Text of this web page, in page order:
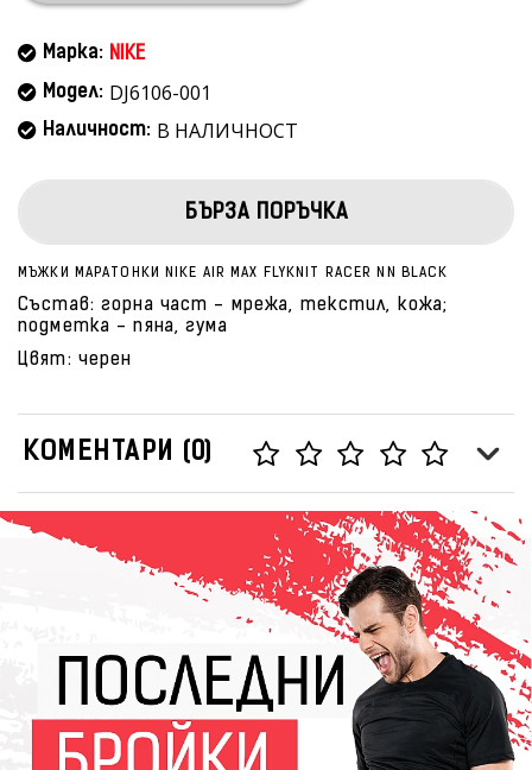
Марка: NIKE
Модел: DJ6106-001
Наличност: В НАЛИЧНОСТ
БЪРЗА ПОРЪЧКА
МЪЖКИ МАРАТОНКИ NIKE AIR MAX FLYKNIT RACER NN BLACK
Състав: горна част - мрежа, текстил, кожа;
подметка - пяна, гума
Цвят: черен
КОМЕНТАРИ (0)